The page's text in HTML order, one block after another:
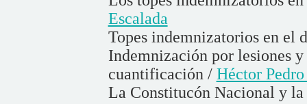
Escalada
Topes indemnizatorios en el
Indemnización por lesiones
cuantificación / Héctor
La Constitucón Nacional y